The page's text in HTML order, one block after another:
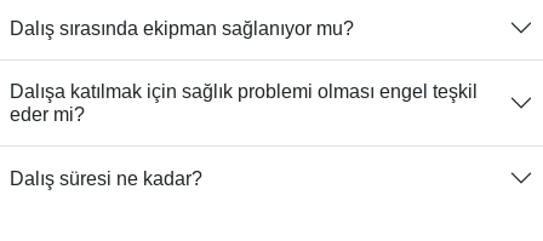
Dalış sırasında ekipman sağlanıyor mu?
Dalışa katılmak için sağlık problemi olması engel teşkil
eder mi?
Dalış süresi ne kadar?